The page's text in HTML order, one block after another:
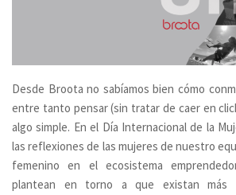
Desde Broota no sabíamos bien cómo
entre tanto pensar (sin tratar de caer en
algo simple. En el Día Internacional de la
las reflexiones de las mujeres de nuestro
femenino en el ecosistema
plantean en torno a que existan más